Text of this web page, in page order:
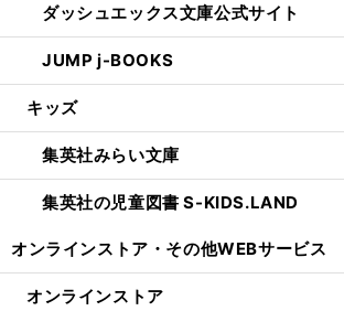
ダッシュエックス文庫公式サイト
JUMP j-BOOKS
キッズ
集英社みらい文庫
集英社の児童図書 S-KIDS.LAND
オンラインストア・ その他WEBサービス
オンラインストア